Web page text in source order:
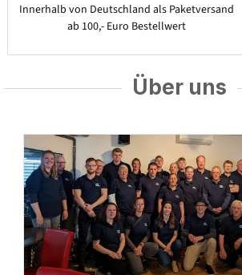
Innerhalb von Deutschland als Paketversand
ab 100,- Euro Bestellwert
Über uns